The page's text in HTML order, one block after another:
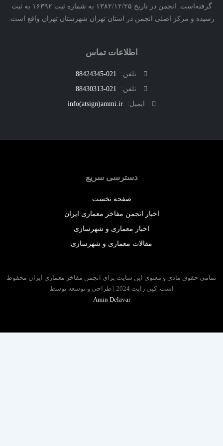
گرفته‌است. انجمن در تاریخ ۱۳۸۲/۱۲/۲۵ به شماره ثبت ۱۶۳۹۲ به ثبت
و مرکز اصلی انجمن در استان تهران شهرستان تهران واقع است.
اطلاعات تماس
تلفن:
021-88424345
تلفن:
021-88430313
ایمیل:
info(atsign)ammi.ir
دسترسی سریع
صفحه نخست
اخبار انجمن مفاخر معماری ایران
اخبار معماری و شهرسازی
مقالات معماری و شهرسازی
حقوق مادی و معنوی این سایت برای انجمن مفاخر معماری ایران محفوظ
است. کپی رایت 2024 | طراحی و توسعه توسط
Amin Delavar